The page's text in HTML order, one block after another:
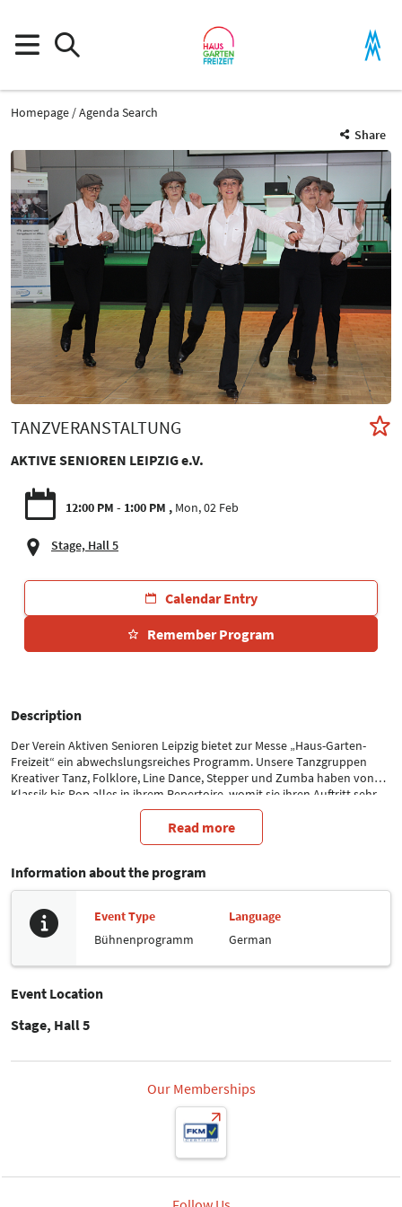
Homepage
Agenda Search
Share
TANZVERANSTALTUNG
AKTIVE SENIOREN LEIPZIG e.V.
12:00 PM - 1:00 PM Mon, 02 Feb
Stage, Hall 5
Calendar Entry
Remember Program
Description
Der Verein Aktiven Senioren Leipzig bietet zur Messe „Haus-Garten-
Freizeit“ ein abwechslungsreiches Programm. Unsere Tanzgruppen
Kreativer Tanz, Folklore, Line Dance, Stepper und Zumba haben von
Klassik bis Pop alles in ihrem Repertoire, womit sie ihren Auftritt sehr
vielseitig gestalten und hoffentlich die Gäste gut unterhalten.
Read more
Information about the program
Event Type
Bühnenprogramm
Language
German
Event Location
Stage, Hall 5
Our Memberships